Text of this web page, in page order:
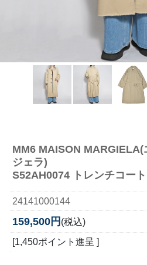
MM6 MAISON
ジェラ)
S52AH0074 トレンチコー
24141000144
159,500円 (税込)
[1,450ポイント進呈 ]